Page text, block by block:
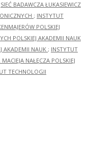
SIEĆ BADAWCZA ŁUKASIEWICZ
; INSTYTUT
POLSKIEJ
POLSKIEJ AKADEMII NAUK
AKADEMII NAUK ; INSTYTUT
NAŁĘCZA POLSKIEJ
TECHNOLOGII